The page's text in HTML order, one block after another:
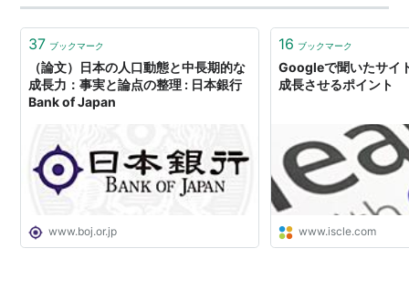
いまは、JAというボスはそちらに舵を切っているので減
反政策を批判することはやや古い情報にケチをつ…
37 ブックマーク
（論文）日本の人口動態と中長期的な
成長力：事実と論点の整理 : 日本銀行
Bank of Japan
www.boj.or.jp
16 ブックマーク
Googleで聞いたサイ
成長させるポイント
www.iscle.com